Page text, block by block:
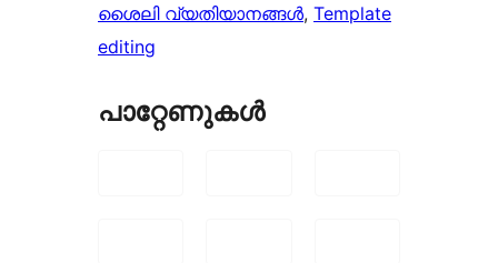
ശൈലി വ്യതിയാനങ്ങൾ, Template
editing
പാറ്റേണുകൾ